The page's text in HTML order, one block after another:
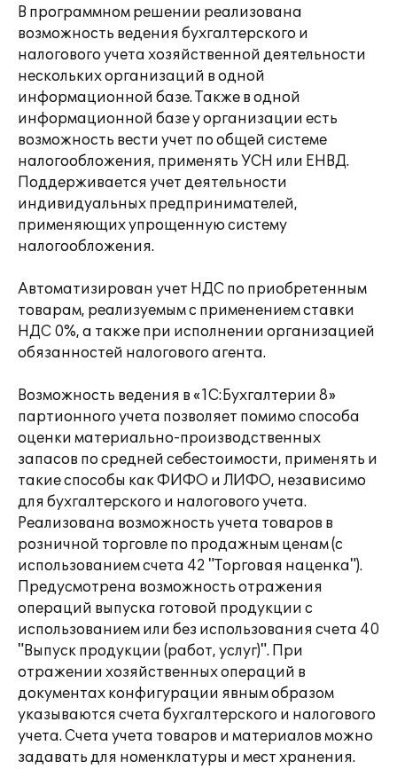
В программном решении реализована
возможность ведения бухгалтерского и
налогового учета хозяйственной деятельности
нескольких организаций в одной
информационной базе. Также в одной
информационной базе у организации есть
возможность вести учет по общей системе
налогообложения, применять УСН или ЕНВД.
Поддерживается учет деятельности
индивидуальных предпринимателей,
применяющих упрощенную систему
налогообложения.
Автоматизирован учет НДС по приобретенным
товарам, реализуемым с применением ставки
НДС 0%, а также при исполнении организацией
обязанностей налогового агента.
Возможность ведения в «1С:Бухгалтерии 8»
партионного учета позволяет помимо способа
оценки материально-производственных
запасов по средней себестоимости, применять и
такие способы как ФИФО и ЛИФО, независимо
для бухгалтерского и налогового учета.
Реализована возможность учета товаров в
розничной торговле по продажным ценам (с
использованием счета 42 "Торговая наценка").
Предусмотрена возможность отражения
операций выпуска готовой продукции с
использованием или без использования счета 40
"Выпуск продукции (работ, услуг)". При
отражении хозяйственных операций в
документах конфигурации явным образом
указываются счета бухгалтерского и налогового
учета. Счета учета товаров и материалов можно
задавать для номенклатуры и мест хранения.